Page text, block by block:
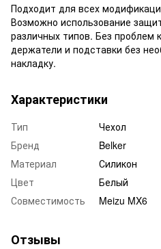
Подходит для всех
Возможно использование
различных типов. Без проблем
держатели и подставки без
накладку.
Характеристики
Тип
Чехол
Бренд
Belker
Материал
Силикон
Цвет
Белый
Совместимость
Meizu MX6
Отзывы